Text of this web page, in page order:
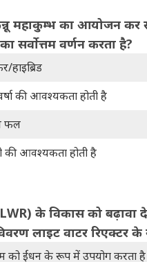
महाकुम्भ का आयोजन कर
सर्वोत्तम वर्णन करता है?
की आवश्यकता होती है
फल
की आवश्यकता होती है
के विकास को बढ़ावा दे
लाइट वाटर रिएक्टर के
को ईंधन के रूप में उपयोग करता है